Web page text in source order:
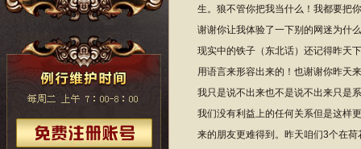
生。狼不管你把我当什么！我都要把
谢谢你让我体验了一下别的网迷为什
现实中的铁子（东北话）还记得昨天
用语言来形容出来的！也谢谢你昨天
我只是说不出来也不是说不出来只是
我们没有利益上的任何关系但是这样
来的朋友更难得到。昨天咱们3个在